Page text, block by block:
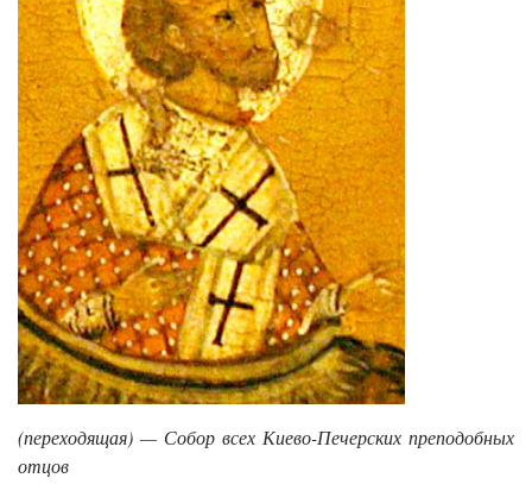
(переходящая) — Собор всех Киево-Печерских преподобных
отцов